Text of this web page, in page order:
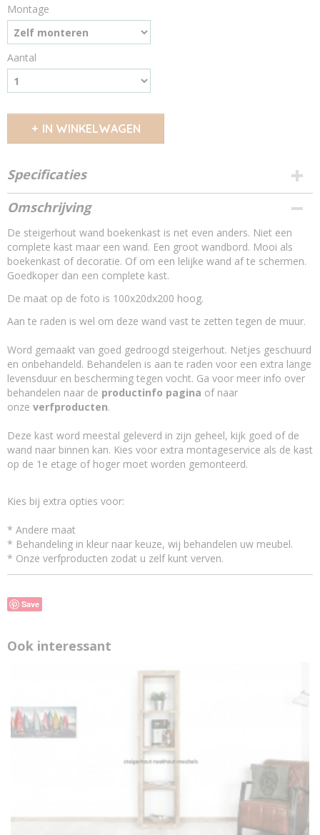
Montage
Aantal
IN WINKELWAGEN
Specificaties
Soort hout
oud - nieuw steigerhout A-kwaliteit
Droog hout
gedroogd steigerhout
Is het steigerhout behandeld?
Nee,het steigerhout is onbehandeld
Waarmee behandel ik steigerhout?
Maatwerk
Omschrijving
De steigerhout wand boekenkast is net even anders. Niet een
complete kast maar een wand. Een groot wandbord. Mooi als
boekenkast of decoratie. Of om een lelijke wand af te schermen.
Goedkoper dan een complete kast.
De maat op de foto is 100x20dx200 hoog.
Aan te raden is wel om deze wand vast te zetten tegen de muur.
Word gemaakt van goed gedroogd steigerhout. Netjes geschuurd
en onbehandeld. Behandelen is aan te raden voor een extra lange
levensduur en bescherming tegen vocht. Ga voor meer info over
behandelen naar de productinfo pagina of naar
onze verfproducten.
Deze kast word meestal geleverd in zijn geheel, kijk goed of de
wand naar binnen kan. Kies voor extra montageservice als de kast
op de 1e etage of hoger moet worden gemonteerd.
Kies bij extra opties voor:
* Andere maat
* Behandeling in kleur naar keuze, wij behandelen uw meubel.
* Onze verfproducten zodat u zelf kunt verven.
Save
Ook interessant